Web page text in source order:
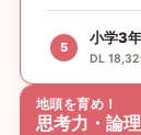
5
小学3
DL
地頭を育め！
思考力・論